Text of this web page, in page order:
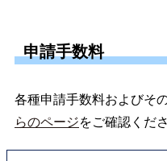
申請手数料
各種申請手数料およびそ
らのページをご確認くださ